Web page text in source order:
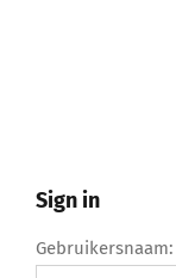
Sign in
Gebruikersnaam: